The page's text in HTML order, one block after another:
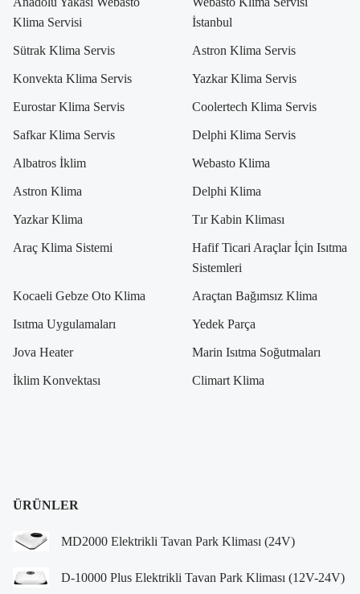
Klima Servisi
İstanbul
Sütrak Klima Servis Astron Klima Servis
Konvekta Klima Servis Yazkar Klima Servis
Eurostar Klima Servis Coolertech Klima Servis
Safkar Klima Servis Delphi Klima Servis
Albatros İklim Webasto Klima
Astron Klima Delphi Klima
Yazkar Klima Tır Kabin Kliması
Araç Klima Sistemi
Hafif Ticari Araçlar İçin Isıtma
Sistemleri
Kocaeli Gebze Oto Klima Araçtan Bağımsız Klima
Isıtma Uygulamaları Yedek Parça
Jova Heater Marin Isıtma Soğutmaları
İklim Konvektası Climart Klima
ÜRÜNLER
MD2000 Elektrikli Tavan Park Kliması (24V)
D-10000 Plus Elektrikli Tavan Park Kliması (12V-24V)